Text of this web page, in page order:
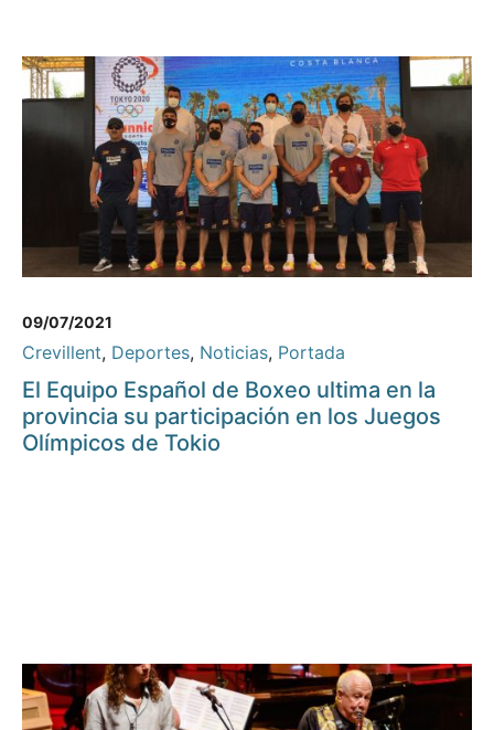
09/07/2021
Crevillent, Deportes, Noticias, Portada
El Equipo Español de Boxeo ultima en la
provincia su participación en los Juegos
Olímpicos de Tokio